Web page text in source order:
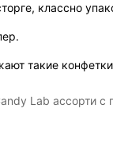
классно
такие
Lab ассорти с